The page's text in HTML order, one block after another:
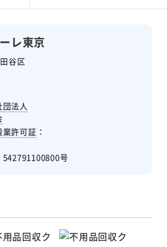
レ東京
谷区
法人
業許可証 ：
542791100800号